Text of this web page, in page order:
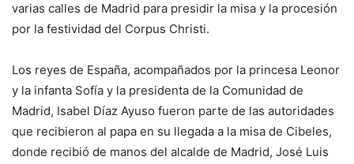
varias calles de Madrid para presidir la misa y la procesión
por la festividad del Corpus Christi.
Los reyes de España, acompañados por la princesa Leonor
y la infanta Sofía y la presidenta de la Comunidad de
Madrid, Isabel Díaz Ayuso fueron parte de las autoridades
que recibieron al papa en su llegada a la misa de Cibeles,
donde recibió de manos del alcalde de Madrid, José Luis